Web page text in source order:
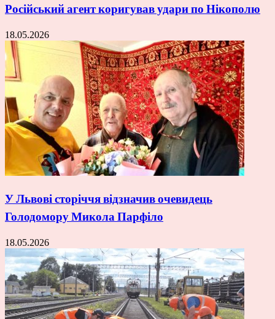
Російський агент коригував удари по Нікополю
18.05.2026
У Львові сторіччя відзначив очевидець
Голодомору Микола Парфіло
18.05.2026